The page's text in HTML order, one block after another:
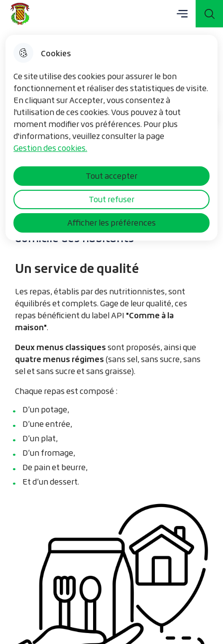
Cookies
Ce site utilise des cookies pour assurer le bon
fonctionnement et réaliser des statistiques de visite.
En cliquant sur Accepter, vous consentez à
l'utilisation de ces cookies. Vous pouvez à tout
moment modifier vos préférences. Pour plus
d'informations, veuillez consulter la page
Gestion des cookies.
Afficher les préférences
Tout accepter
Tout refuser
Aller
au
Consulter
le plan du
Menu
Repas à domicile
Accueil Mon quotidien
Dans le cadre de sa politique
d’action sociale, Cœur de Flandre
agglo propose un service de
restauration à domicile. Le principe :
des repas livrés tous les jours de la
semaine et les jours fériés au
domicile des habitants
Un service de qualité
Les repas, établis par des nutritionnistes, sont
équilibrés et complets. Gage de leur qualité, ces
repas bénéficient du label API"Comme à la
maison".
Deux menus classiquessont proposés, ainsi que
quatre menus régimes(sans sel, sans sucre, sans
sel et sans sucre et sans graisse).
Chaque repas est composé :
D’un potage,
D’une entrée,
D’un plat,
D’un fromage,
De pain et beurre,
Et d’un dessert.